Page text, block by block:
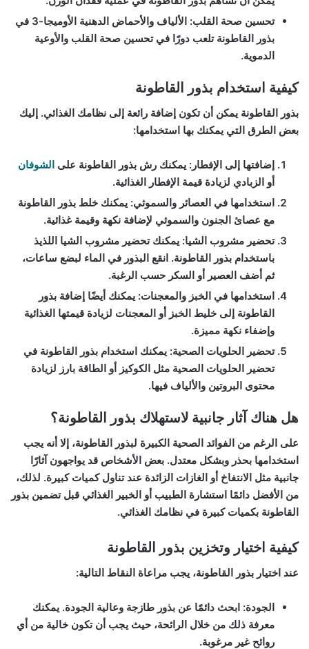
تحسين صحة القلب
: الألياف والأحماض الدهنية الأوميجا-3 في
بذور القاطونة تلعب دورًا في تحسين صحة القلب والأوعية
الدموية.
كيفية استخدام بذور القاطونة
بذور القاطونة يمكن أن تكون إضافة رائعة إلى نظامك الغذائي. إليك
بعض الطرق التي يمكنك بها استخدامها:
إضافتها إلى الإفطار : يمكنك رش بذور القاطونة على الشوفان
أو الزبادي لزيادة قيمة الإفطار الغذائية.
استخدامها في العصائر والسموثي: يمكنك خلط بذور القاطونة
مع عصائ الجنون والسموثي لإضافة نكهة وقيمة غذائية.
تحضير مشروب الشيا: يمكنك تحضير مشروب الشيا اللذيذ
باستخدام بذور القاطونة. انقع البذور في الماء لبضع ساعات،
ثم أضف العصير أو السكر حسب الرغبة.
استخدامها في الخبز والمعجنات: يمكنك أيضًا إضافة بذور
القاطونة إلى خليط الخبز أو المعجنات لزيادة قيمتها الغذائية
وإضفاء نكهة مميزة.
تحضير الحلويات الصحية: يمكنك استخدام بذور القاطونة في
تحضير الحلويات الصحية مثل الكوكيز أو الطاقة بارز لزيادة
محتوى البروتين والألياف فيها.
هل هناك آثار جانبية لاستهلاك بذور القاطونة؟
على الرغم من الفوائد الصحية الكبيرة لبذور القاطونة، إلا أنه يجب
استخدامها بحذر وبشكل معتدل. بعض الأشخاص قد يواجهون آثارًا
جانبية مثل الانتفاخ أو الغازات الزائدة عند تناول كميات كبيرة. لذلك،
من الأفضل دائمًا استشارة الطبيب أو الخبير الغذائي قبل تضمين بذور
القاطونة بكميات كبيرة في نظامك الغذائي.
كيفية اختيار وتخزين بذور القاطونة
عند اختيار بذور القاطونة، يجب مراعاة النقاط التالية:
الجودة: ابحث دائمًا عن بذور طازجة وعالية الجودة. يمكنك
معرفة ذلك من خلال الرائحة، حيث يجب أن تكون خالية من أي
روائح غير مرغوبة.